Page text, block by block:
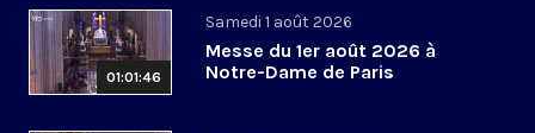
01:01:46
Samedi 1 août 2026
Messe du 1er août 2026 à
Notre-Dame de Paris